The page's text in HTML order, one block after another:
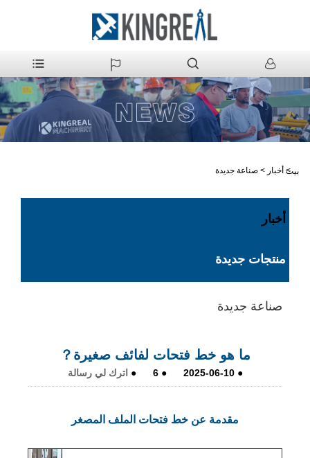
بيت
> أخبار > صناعة جديدة
أخبار
منتجات جديدة
صناعة جديدة
ما هو خط فتحات لفائف صغيرة？
●
2025-06-10
●
6
● اترك لي رسالة
مقدمة عن خط فتحات الملف المصغر